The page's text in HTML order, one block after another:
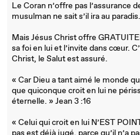
Le Coran n’offre pas l’assurance
musulman ne sait s’il ira au paradis.
Mais Jésus Christ offre
sa foi en lui et l’invite dans cœur.
Christ, le Salut est assuré.
« Car Dieu a tant aimé le monde
que quiconque croit en lui ne
éternelle. » Jean 3 :16
« Celui qui croit en lui N’EST